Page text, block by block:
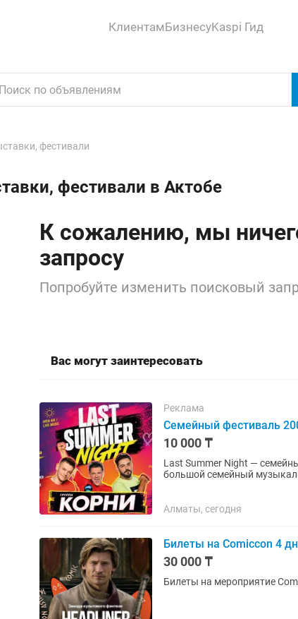
КлиентамБизнесуKaspi Гид
фестивали
фестивали в Актобе
К сожалению, мы
запросу
Попробуйте изменить поисковый
Вас могут заинтересовать
Реклама
Семейный фестиваль
10 000 ₸
Last Summer Night — семейный фестиваль
большой семейный музыкальный
Алматы, сегодня
Билеты на Comiccon 4
30 000 ₸
Билеты на мероприятие